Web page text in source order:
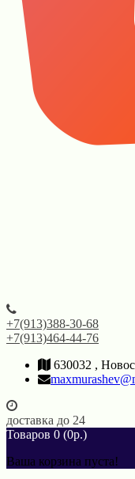
+7(913)388-30-68
+7(913)464-44-76
630032 ,
доставка до 24
Товаров 0 (0р.)
Ваша корзина пуста!